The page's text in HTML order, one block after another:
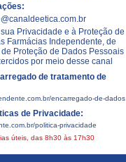
Privacidade e à Proteção de
Farmácias Independente, de
Proteção de Dados Pessoais
por meio desse canal
de tratamento de
encarregado-de-dados
de Privacidade:
politica-privacidade
úteis, das 8h30 às 17h30